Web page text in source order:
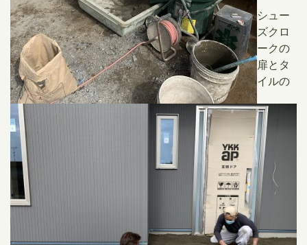
シュー
ズクロ
ークの
扉とタ
イルの